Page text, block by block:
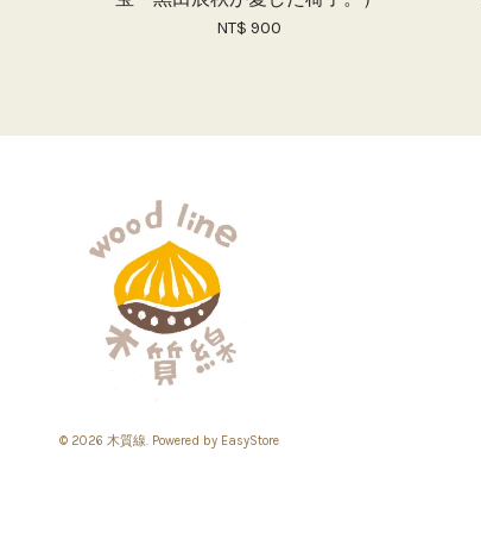
NT$ 900
© 2026 木質線. Powered by EasyStore